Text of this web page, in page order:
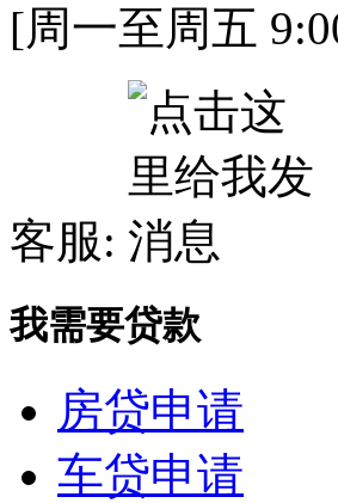
[周一至周五
客服:
我需要贷款
房贷申请
车贷申请